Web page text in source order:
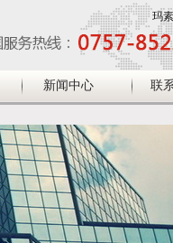
玛素
新闻中心 联